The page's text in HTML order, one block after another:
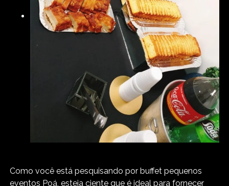
Como você está pesquisando por buffet pequenos
eventos Poá, esteja ciente que é ideal para fornecer